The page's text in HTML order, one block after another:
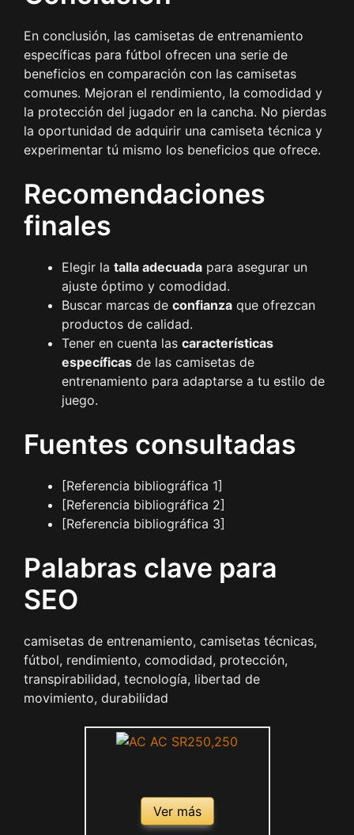
En conclusión, las camisetas de entrenamiento
específicas para fútbol ofrecen una serie de
beneficios en comparación con las camisetas
comunes. Mejoran el rendimiento, la comodidad y
la protección del jugador en la cancha. No pierdas
la oportunidad de adquirir una camiseta técnica y
experimentar tú mismo los beneficios que ofrece.
Recomendaciones
finales
Elegir la talla adecuada para asegurar un
ajuste óptimo y comodidad.
Buscar marcas de confianza que ofrezcan
productos de calidad.
Tener en cuenta las características
específicas de las camisetas de
entrenamiento para adaptarse a tu estilo de
juego.
Fuentes consultadas
[Referencia bibliográfica 1]
[Referencia bibliográfica 2]
[Referencia bibliográfica 3]
Palabras clave para
SEO
camisetas de entrenamiento, camisetas técnicas,
fútbol, rendimiento, comodidad, protección,
transpirabilidad, tecnología, libertad de
movimiento, durabilidad
Ver más